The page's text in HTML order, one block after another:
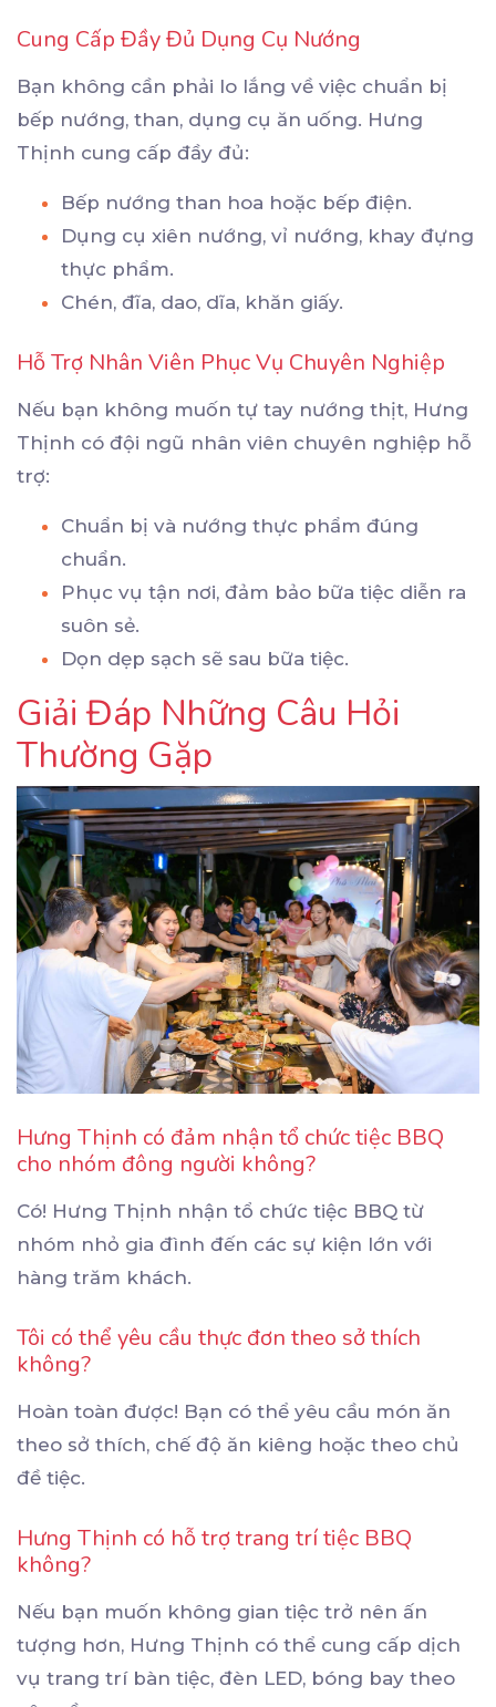
Cung Cấp Đầy Đủ Dụng Cụ Nướng
Bạn không cần phải lo lắng về việc chuẩn bị
bếp nướng, than, dụng cụ ăn uống. Hưng
Thịnh cung cấp đầy đủ:
Bếp nướng than hoa hoặc bếp điện.
Dụng cụ xiên nướng, vỉ nướng, khay đựng
thực phẩm.
Chén, đĩa, dao, dĩa, khăn giấy.
Hỗ Trợ Nhân Viên Phục Vụ Chuyên Nghiệp
Nếu bạn không muốn tự tay nướng thịt, Hưng
Thịnh có đội ngũ nhân viên chuyên nghiệp hỗ
trợ:
Chuẩn bị và nướng thực phẩm đúng
chuẩn.
Phục vụ tận nơi, đảm bảo bữa tiệc diễn ra
suôn sẻ.
Dọn dẹp sạch sẽ sau bữa tiệc.
Giải Đáp Những Câu Hỏi
Thường Gặp
Hưng Thịnh có đảm nhận tổ chức tiệc BBQ
cho nhóm đông người không?
Có! Hưng Thịnh nhận tổ chức tiệc BBQ từ
nhóm nhỏ gia đình đến các sự kiện lớn với
hàng trăm khách.
Tôi có thể yêu cầu thực đơn theo sở thích
không?
Hoàn toàn được! Bạn có thể yêu cầu món ăn
theo sở thích, chế độ ăn kiêng hoặc theo chủ
đề tiệc.
Hưng Thịnh có hỗ trợ trang trí tiệc BBQ
không?
Nếu bạn muốn không gian tiệc trở nên ấn
tượng hơn, Hưng Thịnh có thể cung cấp dịch
vụ trang trí bàn tiệc, đèn LED, bóng bay theo